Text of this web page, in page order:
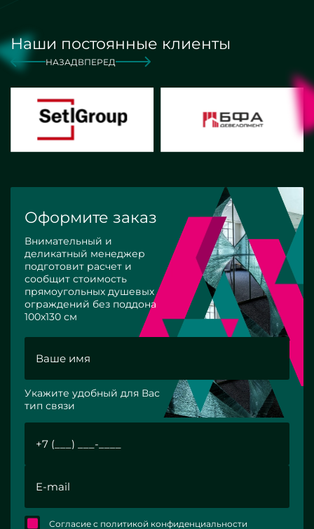
Наши постоянные клиенты
НАЗАД ВПЕРЕД
Оформите заказ
Внимательный и
деликатный менеджер
подготовит расчет и
сообщит стоимость
прямоугольных душевых
ограждений без поддона
100x130 см
Укажите удобный для Вас
тип связи
Согласие с политикой конфиденциальности